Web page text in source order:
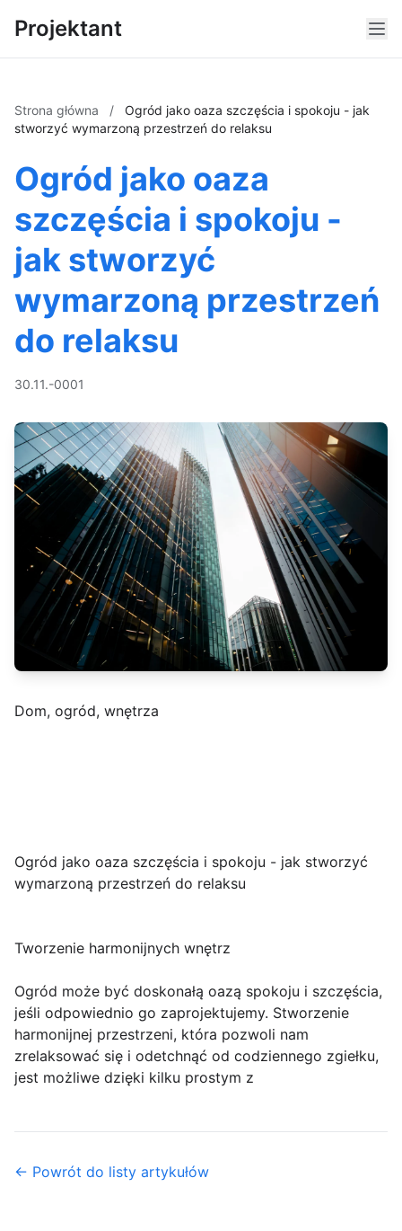
Projektant
Strona główna /
Ogród jako oaza szczęścia i spokoju - jak
stworzyć wymarzoną przestrzeń do relaksu
Ogród jako oaza
szczęścia i spokoju -
jak stworzyć
wymarzoną przestrzeń
do relaksu
30.11.-0001
Dom, ogród, wnętrza
Ogród jako oaza szczęścia i spokoju - jak stworzyć
wymarzoną przestrzeń do relaksu
Tworzenie harmonijnych wnętrz
Ogród może być doskonałą oazą spokoju i szczęścia,
jeśli odpowiednio go zaprojektujemy. Stworzenie
harmonijnej przestrzeni, która pozwoli nam
zrelaksować się i odetchnąć od codziennego zgiełku,
jest możliwe dzięki kilku prostym z
← Powrót do listy artykułów